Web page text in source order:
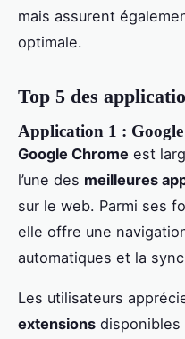
mais assurent
optimale.
Top 5 des
Application 1 :
Google Chrome est
l’une des meilleures
sur le web. Parmi ses
elle offre une
automatiques et la
Les utilisateurs
extensions disponibles